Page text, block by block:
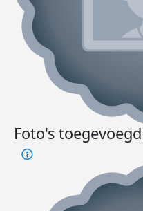
Foto's toegevoegd